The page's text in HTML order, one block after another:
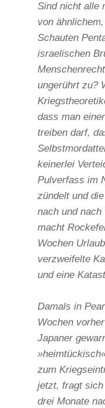
Sind nicht alle
von
Schauten
israelischen
ungerührt zu?
dass man
treiben darf,
keinerlei
Pulverfass im
zündelt und
nach und nach
macht
Wochen
verzweifelte
und eine
Damals in
Wochen
Japaner
zum
jetzt, fragt sich
drei Monate